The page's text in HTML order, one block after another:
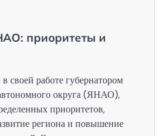
приоритеты и
в своей работе губернатором
округа (ЯНАО),
приоритетов,
региона и повышение